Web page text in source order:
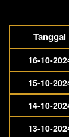
Tanggal
16-10-
15-10-
14-10-
13-10-